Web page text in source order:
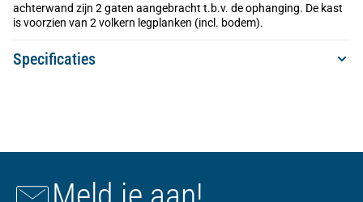
achterwand zijn 2 gaten aangebracht t.b.v. de ophanging. De kast
is voorzien van 2 volkern legplanken (incl. bodem).
Specificaties